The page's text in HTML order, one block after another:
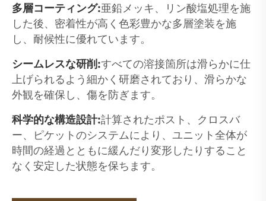
多層コーティング:亜鉛メッキ、リン酸塩処理を施
した後、密着性が高く色彩豊かな多層塗装を施
し、耐候性に優れています。
シームレスな研削:すべての溶接箇所は滑らかに仕
上げられるよう細かく研磨されており、滑らかな
外観を確保し、傷を防ぎます。
科学的な構造設計:計算されたポスト、クロスバ
ー、ピケットのシステムにより、ユニット全体が
時間の経過とともに緩んだり変形したりすること
なく安定した状態を保ちます。